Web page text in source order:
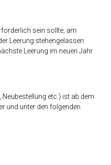
sein sollte, am
Leerung stehengelassen
Leerung im neuen Jahr
etc.) ist ab dem
und unter den folgenden